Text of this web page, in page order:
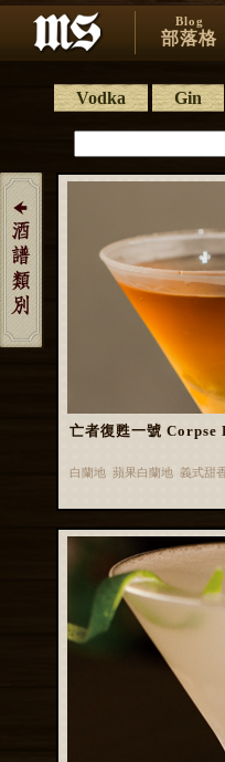
Blog
部落格
Vodka Gin
亡者復甦一號 Corpse
白蘭地 蘋果白蘭地 義式甜